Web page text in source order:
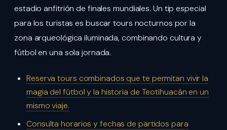
estadio anfitrión de finales mundiales. Un tip especial
para los turistas es buscar tours nocturnos por la
zona arqueológica iluminada, combinando cultura y
fútbol en una sola jornada.
Reserva tours combinados que te permitan vivir la
magia del fútbol y la historia de Teotihuacán en un
mismo viaje.
Consulta horarios y fechas de partidos para